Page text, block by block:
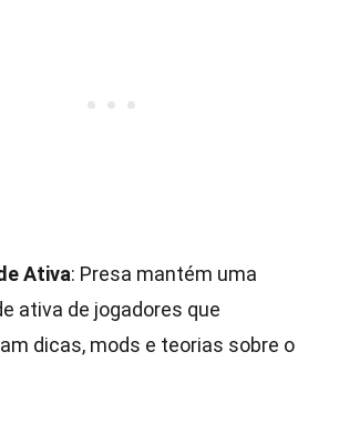
Ativa: Presa mantém uma
ativa de jogadores que
dicas, mods e teorias sobre o